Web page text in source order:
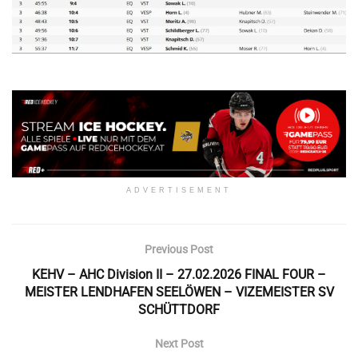
ADVERTISEMENT
Previous Post
KEHV – AHC Division II – 27.02.2026 FINAL FOUR –
MEISTER LENDHAFEN SEELÖWEN – VIZEMEISTER SV
SCHÜTTDORF
Next Post